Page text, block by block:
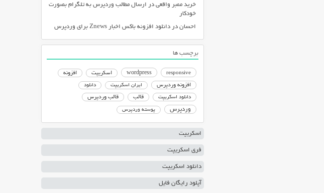
خرید ممبر واقعی در ارسال مطالب وردپرس به تلگرام بصورت
خودکار
احسان در دانلود افزونه باکس اخبار Znews برای وردپرس
برچسب ها
responsive
wordpress اسکریپت
افزونه
افزونه وردپرس
ایران اسکریپت دانلود
دانلود اسکریپت قالب قالب وردپرس
وردپرس پوسته وردپرس
اسکریپت
فری اسکریپت
دانلود اسکریپت
آپلود رایگان فایل